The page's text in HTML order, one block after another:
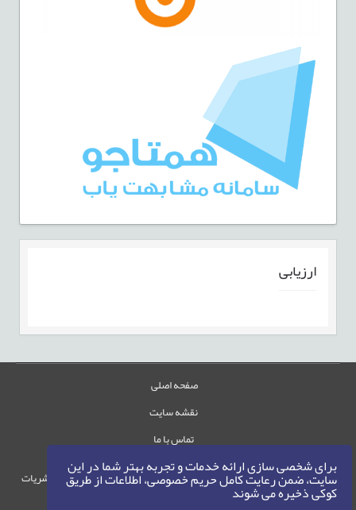
برای شخصی سازی ارائه خدمات و تجربه بهتر شما در این
سایت، ضمن رعایت کامل حریم خصوصی، اطلاعات از طریق
کوکی ذخیره می شوند
ارزيابی
صفحه اصلی
نقشه سایت
تماس با ما
حقوق این وب‌سایت متعلق به سامانه مدیریت نشریات